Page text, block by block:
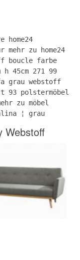
zu home24
boucle farbe
45cm 271 99
grau webstoff
93 polstermöbel
zu möbel
¦ grau
Webstoff